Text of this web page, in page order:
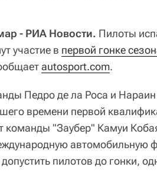
- РИА Новости. Пилоты
участие в первой гонке
autosport.com.
Педро де ла Роса и Нараин
времени первой
команды "Заубер" Камуи
автомобильную
пилотов до гонки,